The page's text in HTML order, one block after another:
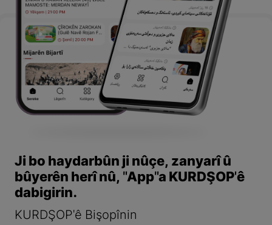
Ji bo haydarbûn ji nûçe, zanyarî û
bûyerên herî nû, "App"a KURDŞOP'ê
dabigirin.
KURDŞOP'ê Bişopînin